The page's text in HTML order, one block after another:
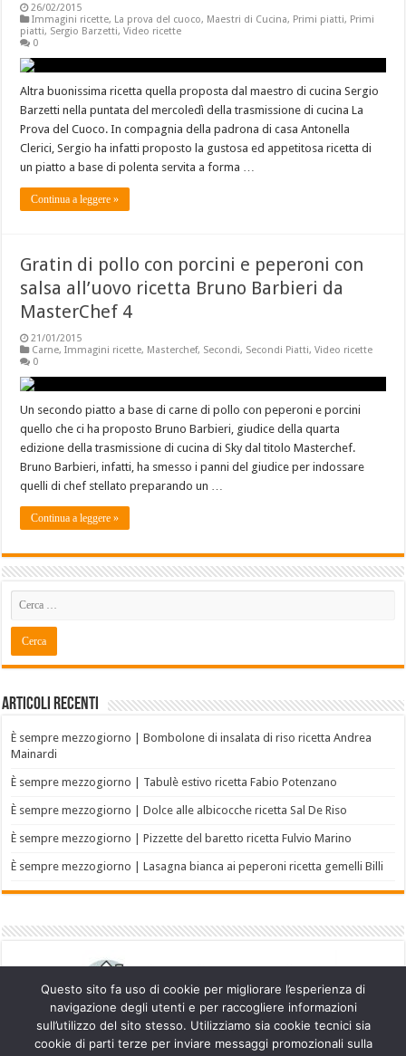
26/02/2015
Immagini ricette, La prova del cuoco, Maestri di Cucina, Primi piatti, Primi
piatti, Sergio Barzetti,Video ricette
0
Altra buonissima ricetta quella proposta dal maestro di cucina Sergio
Barzetti nella puntata del mercoledì della trasmissione di cucina La
Prova del Cuoco. In compagnia della padrona di casa Antonella
Clerici, Sergio ha infatti proposto la gustosa ed appetitosa ricetta di
un piatto a base di polenta servita a forma …
Continua a leggere »
Gratin di pollo con porcini e peperoni con
salsa all’uovo ricetta Bruno Barbieri da
MasterChef 4
21/01/2015
Carne,Immagini ricette, Masterchef, Secondi, Secondi Piatti,Video ricette
0
Un secondo piatto a base di carne di pollo con peperoni e porcini
quello che ci ha proposto Bruno Barbieri, giudice della quarta
edizione della trasmissione di cucina di Sky dal titolo Masterchef.
Bruno Barbieri, infatti, ha smesso i panni del giudice per indossare
quelli di chef stellato preparando un …
Continua a leggere »
Articoli recenti
È sempre mezzogiorno | Bombolone di insalata di riso ricetta Andrea
Mainardi
È sempre mezzogiorno | Tabulè estivo ricetta Fabio Potenzano
È sempre mezzogiorno | Dolce alle albicocche ricetta Sal De Riso
È sempre mezzogiorno | Pizzette del baretto ricetta Fulvio Marino
È sempre mezzogiorno | Lasagna bianca ai peperoni ricetta gemelli Billi
Questo sito fa uso di cookie per migliorare l’esperienza di
navigazione degli utenti e per raccogliere informazioni
sull’utilizzo del sito stesso. Utilizziamo sia cookie tecnici sia
cookie di parti terze per inviare messaggi promozionali sulla